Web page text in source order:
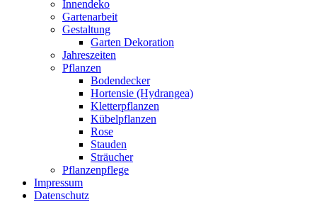
Innendeko
Gartenarbeit
Gestaltung
Garten Dekoration
Jahreszeiten
Pflanzen
Bodendecker
Hortensie (Hydrangea)
Kletterpflanzen
Kübelpflanzen
Rose
Stauden
Sträucher
Pflanzenpflege
Impressum
Datenschutz